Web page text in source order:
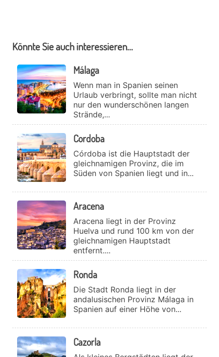
Könnte Sie auch interessieren...
Málaga
Wenn man in Spanien seinen
Urlaub verbringt, sollte man nicht
nur den wunderschönen langen
Strände,...
Cordoba
Córdoba ist die Hauptstadt der
gleichnamigen Provinz, die im
Süden von Spanien liegt und in...
Aracena
Aracena liegt in der Provinz
Huelva und rund 100 km von der
gleichnamigen Hauptstadt
entfernt....
Ronda
Die Stadt Ronda liegt in der
andalusischen Provinz Málaga in
Spanien auf einer Höhe von...
Cazorla